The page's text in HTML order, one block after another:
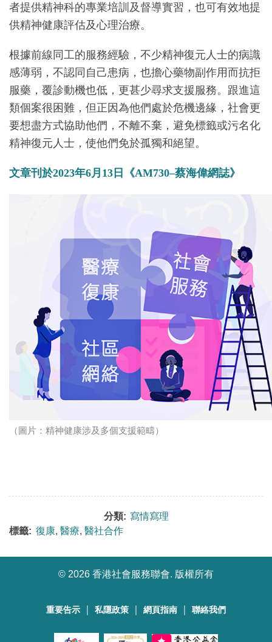
者提供精神科的專業培訓及督導實習，也可有效地提
供精神健康評估及心理治療。
根據前線同工的服務經驗，不少精神復元人士的病識
感薄弱，不認同自己患病，也擔心藥物副作用而抗拒
服藥，覆診動機也低，更甚少尋求支援服務。跟進這
類個案很困難，但正因為他們處於危機邊緣，社會更
要想盡方式協助他們，不離不棄，避免標籤或污名化
精神復元人士，使他們免於孤獨和絕望。
文章刊於2023年6月13日《AM730–蔡海偉網誌》
（圖片：精神健康涉及多個支援範疇）
分類: 寫情寫理
標籤: 復康, 醫療, 醫社合作
© 2026 香港社會服務聯會. 版權所有
重要告示 私隱政策 網頁指南 聯絡我們